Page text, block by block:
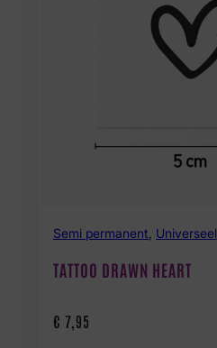
Semi permanent Universeel
TATTOO DRAWN HEART
€ 7,95